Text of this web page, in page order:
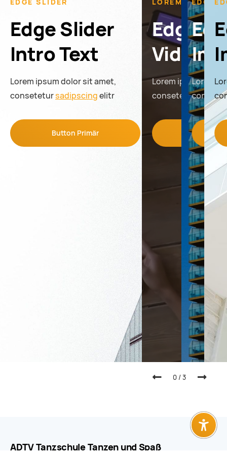
EDGE SLIDER
Edge Slider
Intro Text
Lorem ipsum dolor sit amet,
consetetursadipscingelitr
Button Primär
LOREM IPSUM
Edge
Video
Lorem ipsum dolor
consetetur
Button
EDGE
Lorem
0 /3
ADTV Tanzschule Tanzen und Spaß